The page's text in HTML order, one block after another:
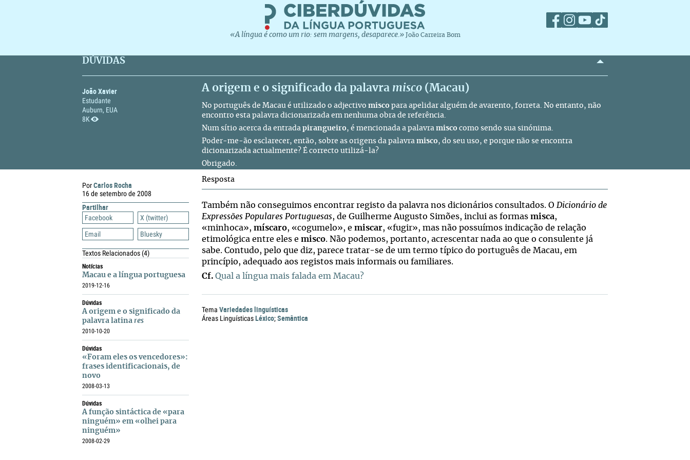
«A língua é como um rio: sem margens, desaparece.» João Carreira Bom
DÚVIDAS
João Xavier
Estudante
Auburn, EUA
8K
A origem e o significado da palavra misco (Macau)
No português de Macau é utilizado o adjectivo misco para apelidar alguém de avarento, forreta. No entanto, não
encontro esta palavra dicionarizada em nenhuma obra de referência.
Num sítio acerca da entrada pirangueiro, é mencionada a palavra misco como sendo sua sinónima.
Poder-me-ão esclarecer, então, sobre as origens da palavra misco, do seu uso, e porque não se encontra
dicionarizada actualmente? É correcto utilizá-la?
Obrigado.
PorCarlos Rocha
16 de setembro de 2008
Partilhar
Facebook
X (twitter)
Email
Bluesky
Textos Relacionados(4)
Notícias
Macau e a língua portuguesa
2019-12-16
Dúvidas
A origem e o significado da
palavra latina res
2010-10-20
Dúvidas
«Foram eles os vencedores»:
frases identificacionais, de
novo
2008-03-13
Dúvidas
A função sintáctica de «para
ninguém» em «olhei para
ninguém»
2008-02-29
Resposta
Também não conseguimos encontrar registo da palavra nos dicionários consultados. O Dicionário de
Expressões Populares Portuguesas, de Guilherme Augusto Simões, inclui as formas misca,
«minhoca», míscaro, «cogumelo», e miscar, «fugir», mas não possuímos indicação de relação
etimológica entre eles e misco. Não podemos, portanto, acrescentar nada ao que o consulente já
sabe. Contudo, pelo que diz, parece tratar-se de um termo típico do português de Macau, em
princípio, adequado aos registos mais informais ou familiares.
Cf. Qual a língua mais falada em Macau?
Tema Variedades linguísticas
Áreas LinguísticasLéxico;Semântica